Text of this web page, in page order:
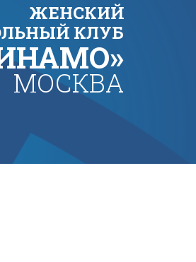
ЖЕНСКИЙ
КЛУБ
МОСКВА